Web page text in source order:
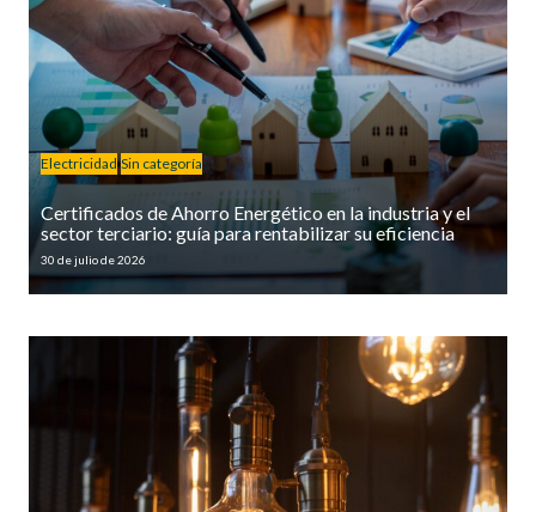
Electricidad Sin categoría
Certificados de Ahorro Energético en la industria y el
sector terciario: guía para rentabilizar su eficiencia
30 de julio de 2026